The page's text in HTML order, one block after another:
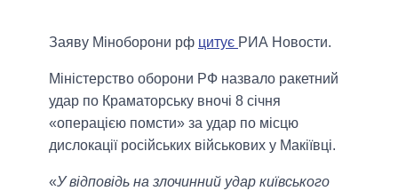
Заяву Міноборони рф цитує РИА Новости.
Міністерство оборони РФ назвало ракетний
удар по Краматорську вночі 8 січня
«операцією помсти» за удар по місцю
дислокації російських військових у Макіївці.
«У відповідь на злочинний удар київського